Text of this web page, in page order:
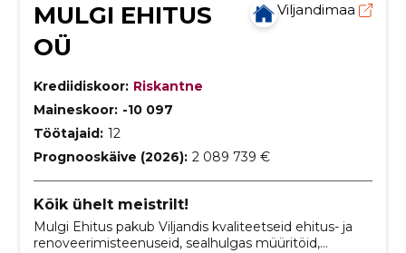
MULGI EHITUS
OÜ
Viljandimaa
Krediidiskoor: Riskantne
Maineskoor: -10 097
Töötajaid: 12
Prognooskäive (2026): 2 089 739 €
Kõik ühelt meistrilt!
Mulgi Ehitus pakub Viljandis kvaliteetseid ehitus- ja
renoveerimisteenuseid, sealhulgas müüritöid,